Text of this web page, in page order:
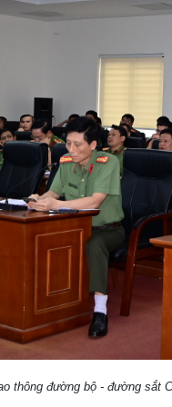
thông đường bộ - đường sắt